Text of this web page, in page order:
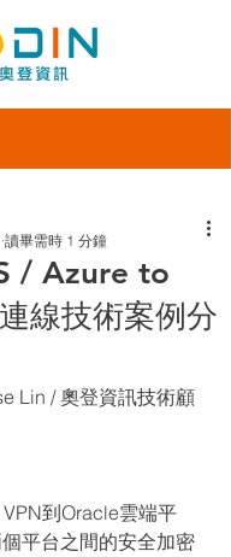
/ Azure to
線技術案例分
讀畢需時 1 分鐘
Lin / 奧登資訊技術顧
到Oracle雲端平
平台之間的安全加密